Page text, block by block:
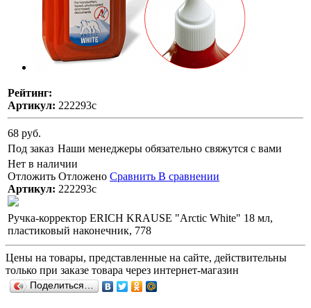
Рейтинг:
Артикул: 222293с
68 руб.
Под заказ Наши менеджеры обязательно свяжутся с вами
Нет в наличии
Отложить Отложено Сравнить В сравнении
Артикул: 222293с
Ручка-корректор ERICH KRAUSE "Arctic White" 18 мл,
пластиковый наконечник, 778
Цены на товары, представленные на сайте, действительны
только при заказе товара через интернет-магазин
Поделиться…